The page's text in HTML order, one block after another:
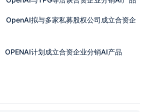
OpenAI拟与多家私募股权公司成立合资企
OPENAI计划成立合资企业分销AI产品